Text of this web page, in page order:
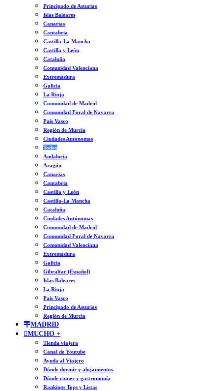
Principado de Asturias
Islas Baleares
Canarias
Cantabria
Castilla-La Mancha
Castilla y León
Cataluña
Comunidad Valenciana
Extremadura
Galicia
La Rioja
Comunidad de Madrid
Comunidad Foral de Navarra
País Vasco
Región de Murcia
Ciudades Autónomas
Todos
Andalucía
Aragón
Canarias
Cantabria
Castilla y León
Castilla-La Mancha
Cataluña
Ciudades Autónomas
Comunidad de Madrid
Comunidad Foral de Navarra
Comunidad Valenciana
Extremadura
Galicia
Gibraltar (Español)
Islas Baleares
La Rioja
País Vasco
Principado de Asturias
Región de Murcia
MADRID
MUCHO +
Tienda viajera
Canal de Youtube
Ayuda al Viajero
Dónde dormir y alojamientos
Dónde comer y gastronomía
Rankings Tops y Listas